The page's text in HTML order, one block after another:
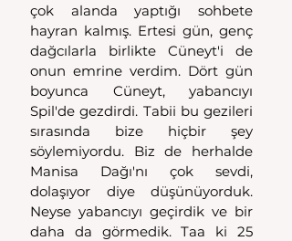
çok alanda yaptığı sohbete
hayran kalmış. Ertesi gün, genç
dağcılarla birlikte Cüneyt'i de
onun emrine verdim. Dört gün
boyunca Cüneyt, yabancıyı
Spil'de gezdirdi. Tabii bu gezileri
sırasında bize hiçbir şey
söylemiyordu. Biz de herhalde
Manisa Dağı'nı çok sevdi,
dolaşıyor diye düşünüyorduk.
Neyse yabancıyı geçirdik ve bir
daha da görmedik. Taa ki 25